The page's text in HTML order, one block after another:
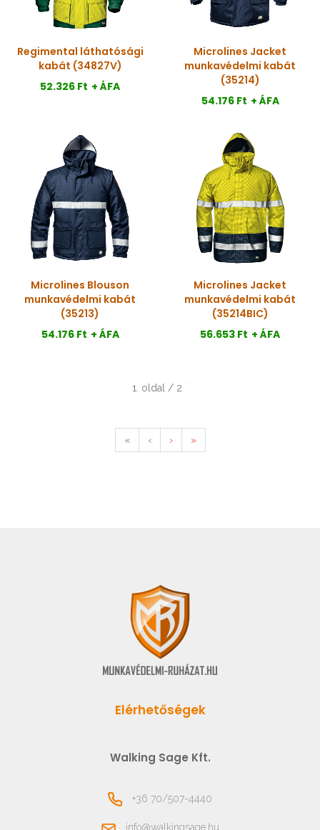
Regimental láthatósági
kabát (34827V)
52.326 Ft + ÁFA
Microlines Jacket
munkavédelmi kabát
(35214)
54.176 Ft + ÁFA
Microlines Blouson
munkavédelmi kabát
(35213)
54.176 Ft + ÁFA
Microlines Jacket
munkavédelmi kabát
(35214BIC)
56.653 Ft + ÁFA
1. oldal / 2
« ‹ › »
Elérhetőségek
Walking Sage Kft.
+36 70/507-4440
info@walkingsage.hu